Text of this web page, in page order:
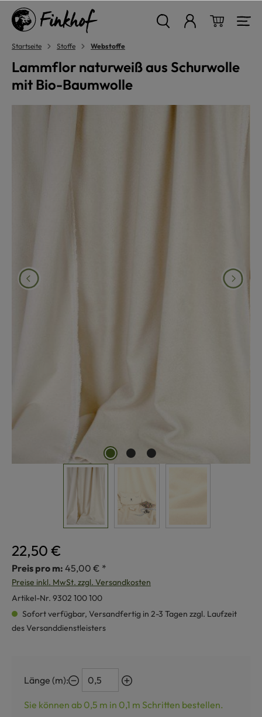
springen
Startseite Stoffe Webstoffe
Lammflor naturweiß aus Schurwolle
mit Bio-Baumwolle
Bildergalerie überspringen
22,50 €
Preis pro m: 45,00 € *
Preise inkl. MwSt. zzgl. Versandkosten
Artikel-Nr. 9302 100 100
Sofort verfügbar, Versandfertig in 2-3 Tagen zzgl. Laufzeit
des Versanddienstleisters
Länge (m):
Sie können ab 0,5 m in 0,1 m Schritten bestellen.